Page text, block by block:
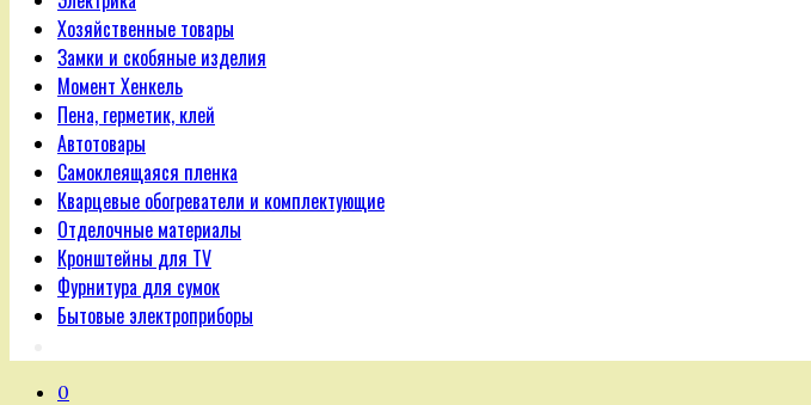
Хозяйственные товары
Замки и скобяные изделия
Момент Хенкель
Пена, герметик, клей
Автотовары
Самоклеящаяся пленка
Кварцевые обогреватели и комплектующие
Отделочные материалы
Кронштейны для TV
Фурнитура для сумок
Бытовые электроприборы
0